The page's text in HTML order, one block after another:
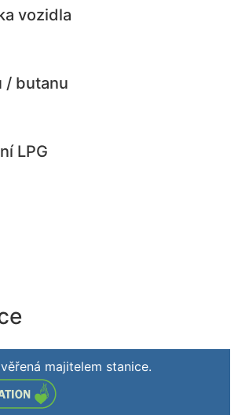
vozidla
/ butanu
LPG
majitelem stanice.